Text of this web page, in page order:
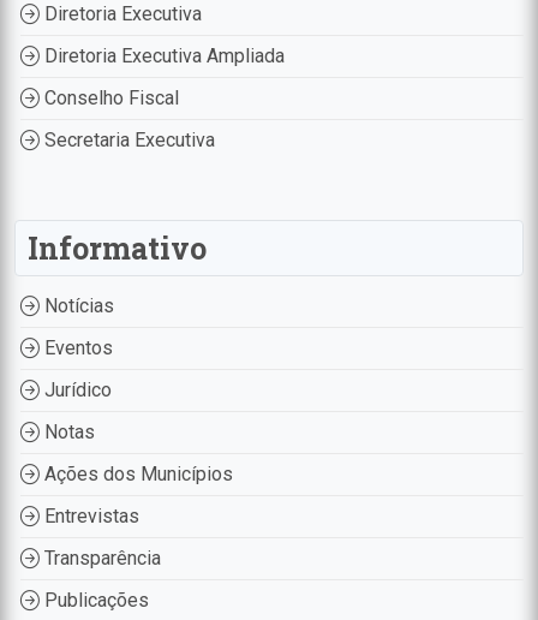
Diretoria Executiva
Diretoria Executiva Ampliada
Conselho Fiscal
Secretaria Executiva
Informativo
Notícias
Eventos
Jurídico
Notas
Ações dos Municípios
Entrevistas
Transparência
Publicações